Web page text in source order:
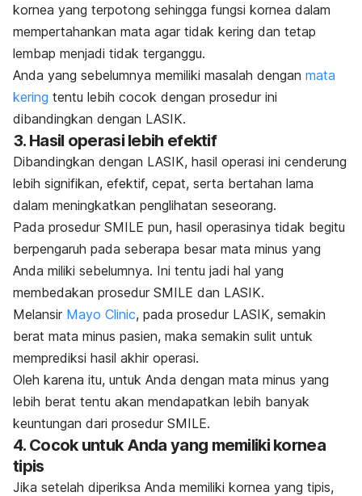
kornea yang terpotong sehingga fungsi kornea dalam
mempertahankan mata agar tidak kering dan tetap
lembap menjadi tidak terganggu.
Anda yang sebelumnya memiliki masalah dengan mata
kering tentu lebih cocok dengan prosedur ini
dibandingkan dengan LASIK.
3. Hasil operasi lebih efektif
Dibandingkan dengan LASIK, hasil operasi ini cenderung
lebih signifikan, efektif, cepat, serta bertahan lama
dalam meningkatkan penglihatan seseorang.
Pada prosedur SMILE pun, hasil operasinya tidak begitu
berpengaruh pada seberapa besar mata minus yang
Anda miliki sebelumnya. Ini tentu jadi hal yang
membedakan prosedur SMILE dan LASIK.
Melansir Mayo Clinic, pada prosedur LASIK, semakin
berat mata minus pasien, maka semakin sulit untuk
memprediksi hasil akhir operasi.
Oleh karena itu, untuk Anda dengan mata minus yang
lebih berat tentu akan mendapatkan lebih banyak
keuntungan dari prosedur SMILE.
4. Cocok untuk Anda yang memiliki kornea
tipis
Jika setelah diperiksa Anda memiliki kornea yang tipis,